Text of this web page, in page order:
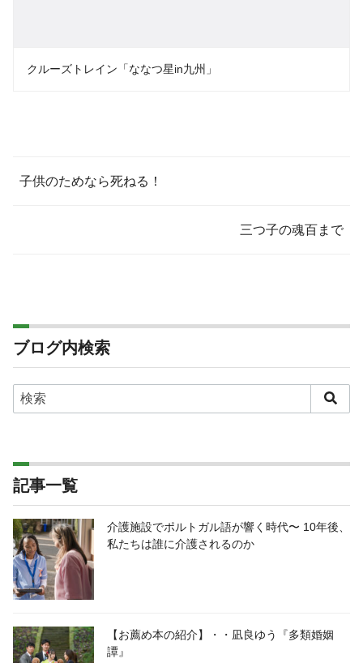
クルーズトレイン「ななつ星in九州」
子供のためなら死ねる！
三つ子の魂百まで
ブログ内検索
記事一覧
介護施設でポルトガル語が響く時代〜 10年後、
私たちは誰に介護されるのか
【お薦め本の紹介】・・凪良ゆう『多類婚姻
譚』